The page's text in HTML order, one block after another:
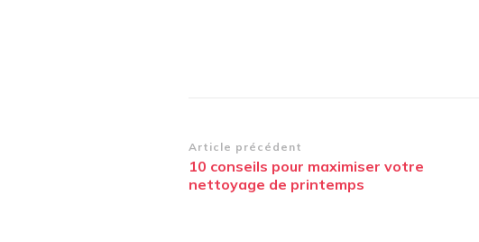
Navigation
d’article
Article précédent
10 conseils pour maximiser votre
nettoyage de printemps